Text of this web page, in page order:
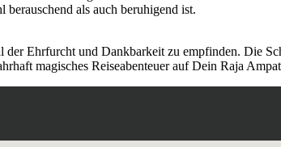
als auch beruhigend ist.
der Ehrfurcht und Dankbarkeit zu empfinden. Die
magisches Reiseabenteuer auf Dein Raja